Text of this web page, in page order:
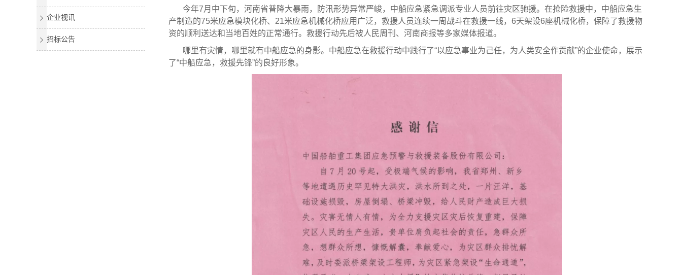
企业视讯
招标公告
今年7月中下旬，河南省普降大暴雨，防汛形势异常严峻，中船应急紧急调派专业人员前往灾区驰援。在抢险救援中，中船应急生
产制造的75米应急模块化桥、21米应急机械化桥应用广泛，救援人员连续一周战斗在救援一线，6天架设6座机械化桥，保障了救援物
资的顺利送达和当地百姓的正常通行。救援行动先后被人民周刊、河南商报等多家媒体报道。
哪里有灾情，哪里就有中船应急的身影。中船应急在救援行动中践行了“以应急事业为己任，为人类安全作贡献”的企业使命，展示
了“中船应急，救援先锋”的良好形象。